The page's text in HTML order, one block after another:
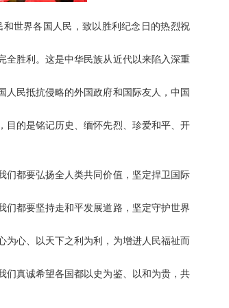
世界各国人民，致以胜利纪念日的热烈祝
全胜利。这是中华民族从近代以来陷入深重
民抵抗侵略的外国政府和国际友人，中国
目的是铭记历史、缅怀先烈、珍爱和平、开
们都要弘扬全人类共同价值，坚定捍卫国际
们都要坚持走和平发展道路，坚定守护世界
为心、以天下之利为利，为增进人民福祉而
们真诚希望各国都以史为鉴、以和为贵，共